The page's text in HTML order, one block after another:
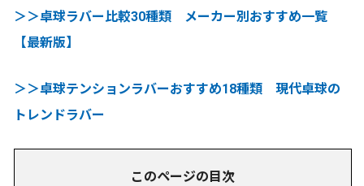
＞＞卓球ラバー比較30種類 メーカー別おすすめ一覧
【最新版】
＞＞卓球テンションラバーおすすめ18種類 現代卓球の
トレンドラバー
このページの目次